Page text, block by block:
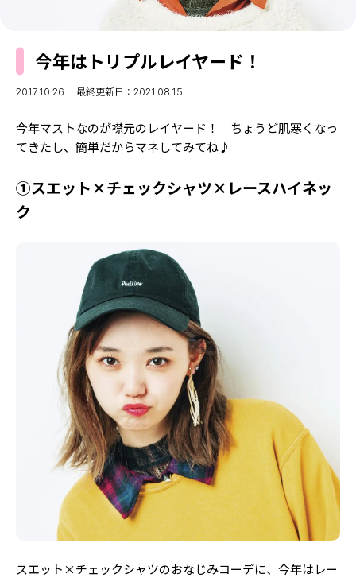
勉強・受験・進路
ライフスタイルニュース
JKランキング・アワード
モデルの購入品
おでかけ
MODELS
MODEL'S BLOG
TikTok
Instagram
YouTube
FORTUNE
MISS SEVENTEEN
ミスセブンティーンニュース
MAGAZINE
バックナンバー
INFORMATION
Seventeenについて
Follow us
ST member
新規会員登録・ログイン
今年はトリプルレイヤード！
2017.10.26 最終更新日：2021.08.15
今年マストなのが襟元のレイヤード！ ちょうど肌寒くなっ
てきたし、簡単だからマネしてみてね♪
➀スエット×チェックシャツ×レースハイネッ
ク
スエット×チェックシャツのおなじみコーデに、今年はレー